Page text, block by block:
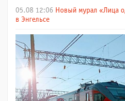
05.08 12:06 Новый мурал «Лица
в Энгельсе